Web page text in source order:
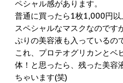
ペシャル感があります。
普通に買ったら1枚1,000円以
スペシャルなマスクなのです
ぷりの美容液も入っているの
これ、プロテオグリカンとベ
体！と思ったら、残った美容
ちゃいます(笑)